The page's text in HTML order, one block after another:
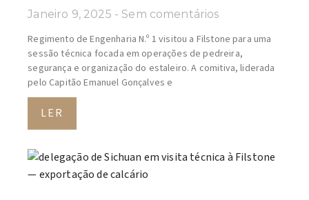
Janeiro 9, 2025 Sem comentários
Regimento de Engenharia N.º 1 visitou a Filstone para uma
sessão técnica focada em operações de pedreira,
segurança e organização do estaleiro. A comitiva, liderada
pelo Capitão Emanuel Gonçalves e
LER